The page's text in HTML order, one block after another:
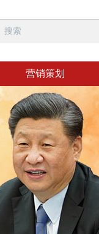
营销策划